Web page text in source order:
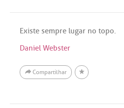
Existe sempre lugar no topo.
Daniel Webster
Compartilhar